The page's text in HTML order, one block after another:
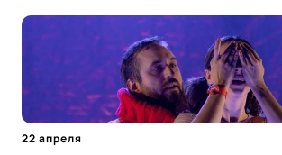
22 апреля